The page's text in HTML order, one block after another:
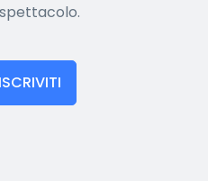
ISCRIVITI